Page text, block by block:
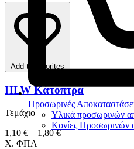
Προσωρινές
Υλικά προσωρινών
Κονίες Προσωρινών
Add to favorites
HLW Κάτοπτρα
Τεμάχιο
1,10 € – 1,80 €
Χ. ΦΠΑ